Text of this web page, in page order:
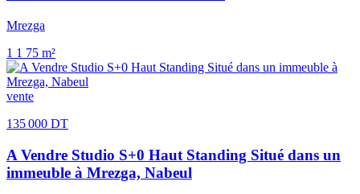
Mrezga
1 1 75 m²
vente
135 000 DT
A Vendre Studio S+0 Haut Standing Situé dans un
immeuble à Mrezga, Nabeul